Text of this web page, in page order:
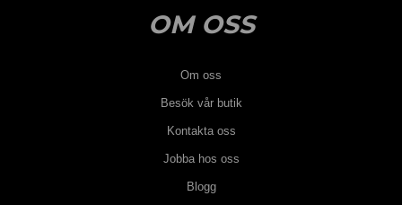
OM OSS
Om oss
Besök vår butik
Kontakta oss
Jobba hos oss
Blogg